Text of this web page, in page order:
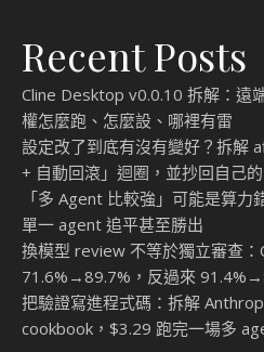
Recent Posts
Cline Desktop v0.0.10 拆解：遠
權怎麼跑、怎麼設、哪裡有雷
設定改了到底有沒有變好？拆解
+ 自動回滾」迴圈，並抄回自己
「多 Agent 比較強」可能是算力
單一 agent 追平甚至勝出
換模型 review 不等於獨立審查：
71.6%→89.7%，反過來
把驗證寫進程式碼：拆解
cookbook，$3.29 跑完一場多